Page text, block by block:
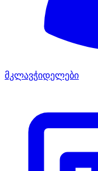
მკლავჭიდელები